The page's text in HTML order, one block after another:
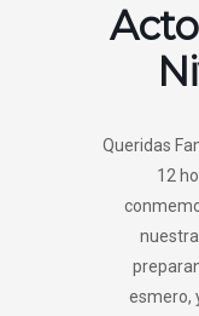
Queridas
12
esmero,